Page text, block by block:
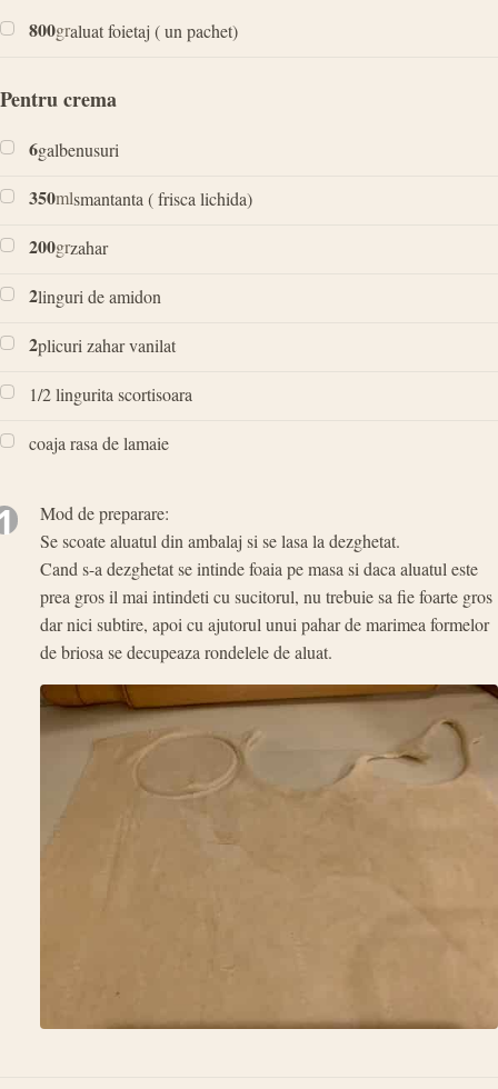
800graluat foietaj ( un pachet)
Pentru crema
6galbenusuri
350mlsmantanta ( frisca lichida)
200grzahar
2linguri de amidon
2plicuri zahar vanilat
1/2 lingurita scortisoara
coaja rasa de lamaie
Mod de preparare:
Se scoate aluatul din ambalaj si se lasa la dezghetat.
Cand s-a dezghetat se intinde foaia pe masa si daca aluatul este
prea gros il mai intindeti cu sucitorul, nu trebuie sa fie foarte gros
dar nici subtire, apoi cu ajutorul unui pahar de marimea formelor
de briosa se decupeaza rondelele de aluat.